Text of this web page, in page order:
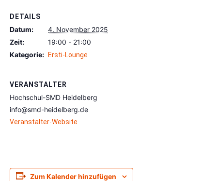
Zum Kalender hinzufügen
DETAILS
Datum:
4. November 2025
Zeit:
19:00 - 21:00
Kategorie:
Ersti-Lounge
VERANSTALTER
Hochschul-SMD Heidelberg
info@smd-heidelberg.de
Veranstalter-Website